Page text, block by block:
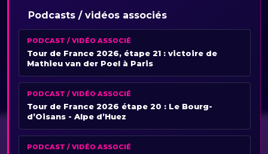
Podcasts / vidéos associés
PODCAST / VIDÉO ASSOCIÉ
Tour de France 2026, étape 21 : victoire de
Mathieu van der Poel à Paris
PODCAST / VIDÉO ASSOCIÉ
Tour de France 2026 étape 20 : Le Bourg-
d’Oisans - Alpe d’Huez
PODCAST / VIDÉO ASSOCIÉ